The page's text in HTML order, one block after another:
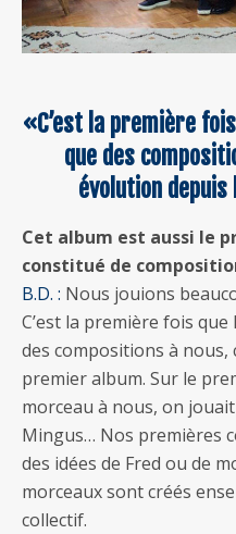
«C’est la première
que des
évolution
Cet album est aussi le
constitué de
B.D. : Nous jouions
C’est la première fois
des compositions à nous,
premier album. Sur le
morceau à nous, on
Mingus… Nos premières
des idées de Fred ou de
morceaux sont créés
collectif.